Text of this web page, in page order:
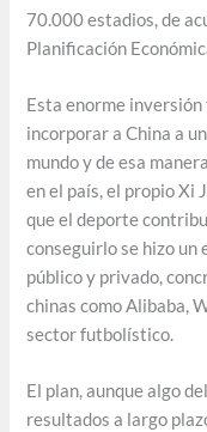
70.000 estadios, de
Planificación
Esta enorme
incorporar a China a
mundo y de esa
en el país, el propio Xi
que el deporte
conseguirlo se hizo un
público y privado,
chinas como Alibaba,
sector futbolístico.
El plan, aunque algo
resultados a largo